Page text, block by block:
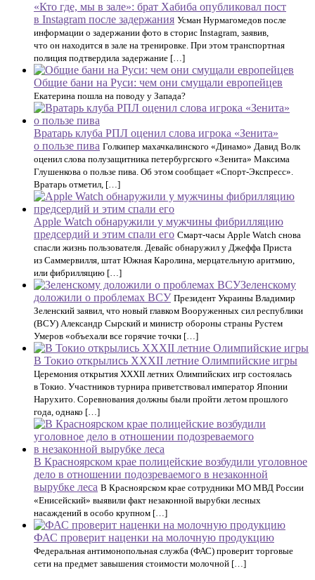
«Кто где, мы в зале»: брат Хабиба опубликовал пост
в Instagram после задержания Усман Нурмагомедов после
информации о задержании фото в сторис Instagram, заявив,
что он находится в зале на тренировке. При этом транспортная
полиция подтвердила задержание […]
Общие бани на Руси: чем они смущали европейцев
Екатерина пошла на поводу у Запада?
Вратарь клуба РПЛ оценил слова игрока «Зенита»
о пользе пива Голкипер махачкалинского «Динамо» Давид Волк
оценил слова полузащитника петербургского «Зенита» Максима
Глушенкова о пользе пива. Об этом сообщает «Спорт-Экспресс».
Вратарь отметил, […]
Apple Watch обнаружили у мужчины фибрилляцию
предсердий и этим спали его Смарт-часы Apple Watch снова
спасли жизнь пользователя. Девайс обнаружил у Джеффа Приста
из Саммервилля, штат Южная Каролина, мерцательную аритмию,
или фибрилляцию […]
Зеленскому
доложили о проблемах ВСУ Президент Украины Владимир
Зеленский заявил, что новый главком Вооруженных сил республики
(ВСУ) Александр Сырский и министр обороны страны Рустем
Умеров «объехали все горячие точки […]
В Токио открылись XXXII летние Олимпийские игры
Церемония открытия XXXII летних Олимпийских игр состоялась
в Токио. Участников турнира приветствовал император Японии
Нарухито. Соревнования должны были пройти летом прошлого
года, однако […]
В Красноярском крае полицейские возбудили уголовное
дело в отношении подозреваемого в незаконной
вырубке леса В Красноярском крае сотрудники МО МВД России
«Енисейский» выявили факт незаконной вырубки лесных
насаждений в особо крупном […]
ФАС проверит наценки на молочную продукцию
Федеральная антимонопольная служба (ФАС) проверит торговые
сети на предмет завышения стоимости молочной […]